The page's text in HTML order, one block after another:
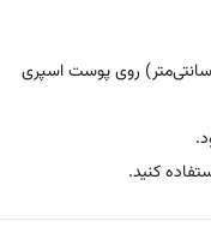
اسپری را از فاصله‌ی مناسب (حدود 15-20 سانتی‌متر) روی پوست اسپری
کنید.